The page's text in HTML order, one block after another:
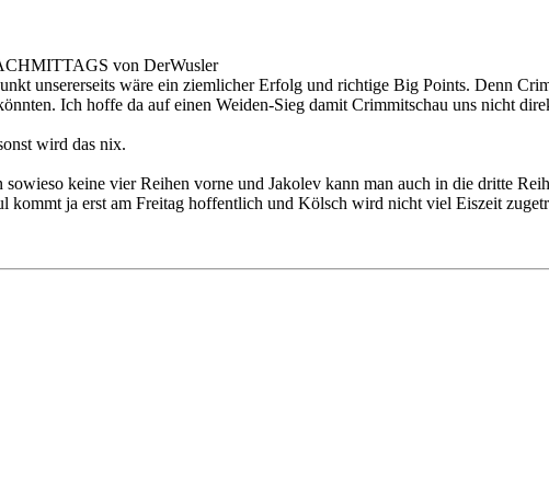
von DerWusler
unsererseits wäre ein ziemlicher Erfolg und richtige Big Points. Denn
Ich hoffe da auf einen Weiden-Sieg damit Crimmitschau uns nicht
wird das nix.
keine vier Reihen vorne und Jakolev kann man auch in die dritte
kommt ja erst am Freitag hoffentlich und Kölsch wird nicht viel Eiszeit